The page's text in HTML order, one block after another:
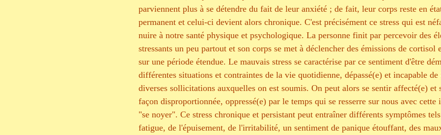
parviennent plus à se détendre du fait de leur anxiété ; de fait, leur corps reste en
permanent et celui-ci devient alors chronique. C'est précisément ce stress qui est
nuire à notre santé physique et psychologique. La personne finit par percevoir des
stressants un peu partout et son corps se met à déclencher des émissions de cortisol
sur une période étendue. Le mauvais stress se caractérise par ce sentiment d'être
différentes situations et contraintes de la vie quotidienne, dépassé(e) et incapable
diverses sollicitations auxquelles on est soumis. On peut alors se sentir affecté(e) et
façon disproportionnée, oppressé(e) par le temps qui se resserre sur nous avec cette
"se noyer". Ce stress chronique et persistant peut entraîner différents symptômes
fatigue, de l'épuisement, de l'irritabilité, un sentiment de panique étouffant, des